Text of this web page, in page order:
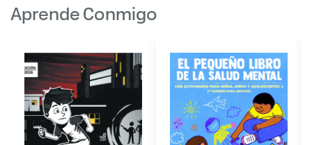
Aprende Conmigo